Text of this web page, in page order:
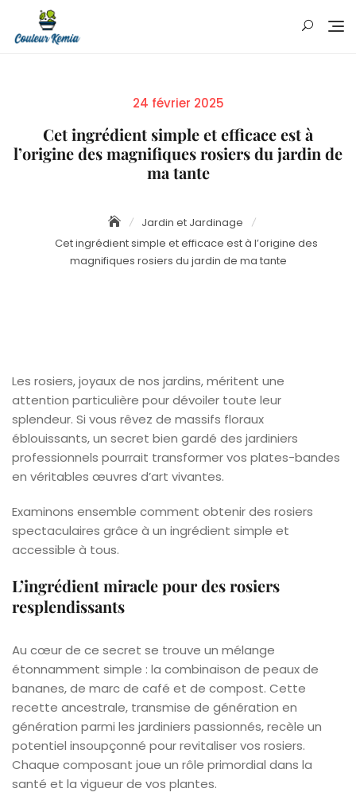
content
Posted
24 février 2025
Cet ingrédient simple et efficace est à
l’origine des magnifiques rosiers du jardin de
ma tante
Jardin et Jardinage
Cet ingrédient simple et efficace est à l’origine des
magnifiques rosiers du jardin de ma tante
Les rosiers, joyaux de nos jardins, méritent une
attention particulière pour dévoiler toute leur
splendeur. Si vous rêvez de massifs floraux
éblouissants, un secret bien gardé des jardiniers
professionnels pourrait transformer vos plates-bandes
en véritables œuvres d’art vivantes.
Examinons ensemble comment obtenir des rosiers
spectaculaires grâce à un ingrédient simple et
accessible à tous.
L’ingrédient miracle pour des rosiers
resplendissants
Au cœur de ce secret se trouve un mélange
étonnamment simple : la combinaison de peaux de
bananes, de marc de café et de compost. Cette
recette ancestrale, transmise de génération en
génération parmi les jardiniers passionnés, recèle un
potentiel insoupçonné pour revitaliser vos rosiers.
Chaque composant joue un rôle primordial dans la
santé et la vigueur de vos plantes.